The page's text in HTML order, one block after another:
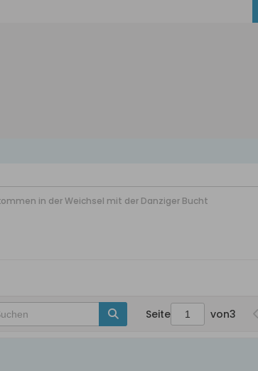
in der Weichsel mit der Danziger Bucht
Seite von3